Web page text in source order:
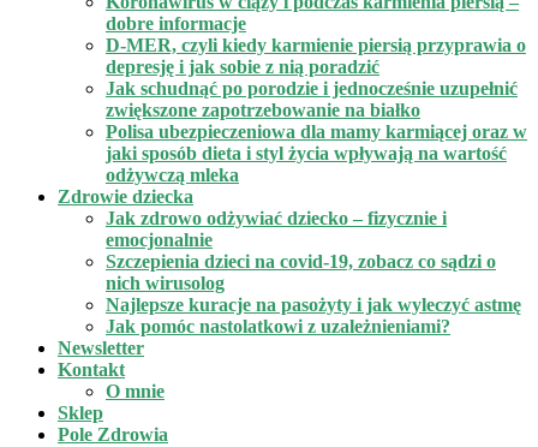
dobre informacje
D-MER, czyli kiedy karmienie piersią przyprawia o
depresję i jak sobie z nią poradzić
Jak schudnąć po porodzie i jednocześnie uzupełnić
zwiększone zapotrzebowanie na białko
Polisa ubezpieczeniowa dla mamy karmiącej oraz w
jaki sposób dieta i styl życia wpływają na wartość
odżywczą mleka
Zdrowie dziecka
Jak zdrowo odżywiać dziecko – fizycznie i
emocjonalnie
Szczepienia dzieci na covid-19, zobacz co sądzi o
nich wirusolog
Najlepsze kuracje na pasożyty i jak wyleczyć astmę
Jak pomóc nastolatkowi z uzależnieniami?
Newsletter
Kontakt
O mnie
Sklep
Pole Zdrowia